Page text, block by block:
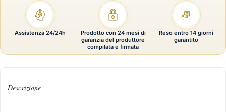
Descrizione
Assistenza 24/24h
Prodotto con 24 mesi di
garanzia del produttore
compilata e firmata
Reso entro 14 giorni
garantito